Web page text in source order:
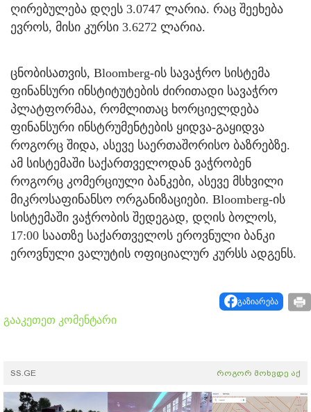
ღირებულება დღეს 3.0747 ლარია. რაც შეეხება
ევროს, მისი კურსი 3.6272 ლარია.
ცნობისათვის, Bloomberg-ის სავაჭრო სისტემა
ფინანსური ინსტიტუტების ძირითადი სავაჭრო
პლატფორმაა, რომლითაც ხორციელდება
ფინანსური ინსტრუმენტების ყიდვა-გაყიდვა
როგორც შიდა, ასევე საერთაშორისო ბაზრებზე.
ამ სისტემაში საქართველოდან ვაჭრობენ
როგორც კომერციული ბანკები, ასევე მსხვილი
მიკროსაფინანსო ორგანიზაციები. Bloomberg-ის
სისტემაში ვაჭრობის შედეგად, დღის ბოლოს,
17:00 საათზე საქართველოს ეროვნული ბანკი
ეროვნული ვალუტის ოფიციალურ კურსს ადგენს.
გაზიარება
გააკეთეთ კომენტარი
SS.GE როგორ მოხვდე აქ